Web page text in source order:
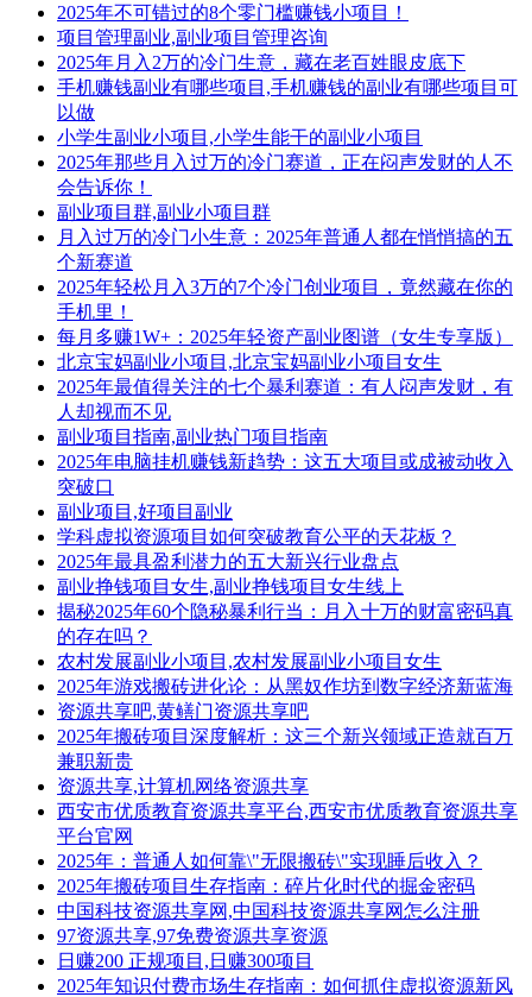
2025年不可错过的8个零门槛赚钱小项目！
项目管理副业,副业项目管理咨询
2025年月入2万的冷门生意，藏在老百姓眼皮底下
手机赚钱副业有哪些项目,手机赚钱的副业有哪些项目可
以做
小学生副业小项目,小学生能干的副业小项目
2025年那些月入过万的冷门赛道，正在闷声发财的人不
会告诉你！
副业项目群,副业小项目群
月入过万的冷门小生意：2025年普通人都在悄悄搞的五
个新赛道
2025年轻松月入3万的7个冷门创业项目，竟然藏在你的
手机里！
每月多赚1W+：2025年轻资产副业图谱（女生专享版）
北京宝妈副业小项目,北京宝妈副业小项目女生
2025年最值得关注的七个暴利赛道：有人闷声发财，有
人却视而不见
副业项目指南,副业热门项目指南
2025年电脑挂机赚钱新趋势：这五大项目或成被动收入
突破口
副业项目,好项目副业
学科虚拟资源项目如何突破教育公平的天花板？
2025年最具盈利潜力的五大新兴行业盘点
副业挣钱项目女生,副业挣钱项目女生线上
揭秘2025年60个隐秘暴利行当：月入十万的财富密码真
的存在吗？
农村发展副业小项目,农村发展副业小项目女生
2025年游戏搬砖进化论：从黑奴作坊到数字经济新蓝海
资源共享吧,黄鳝门资源共享吧
2025年搬砖项目深度解析：这三个新兴领域正造就百万
兼职新贵
资源共享,计算机网络资源共享
西安市优质教育资源共享平台,西安市优质教育资源共享
平台官网
2025年：普通人如何靠\"无限搬砖\"实现睡后收入？
2025年搬砖项目生存指南：碎片化时代的掘金密码
中国科技资源共享网,中国科技资源共享网怎么注册
97资源共享,97免费资源共享资源
日赚200 正规项目,日赚300项目
2025年知识付费市场生存指南：如何抓住虚拟资源新风